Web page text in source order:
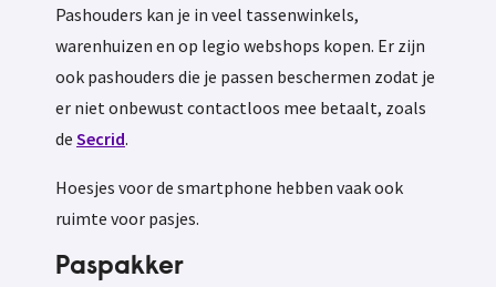
Pashouders kan je in veel tassenwinkels,
warenhuizen en op legio webshops kopen. Er zijn
ook pashouders die je passen beschermen zodat je
er niet onbewust contactloos mee betaalt, zoals
de Secrid.
Hoesjes voor de smartphone hebben vaak ook
ruimte voor pasjes.
Paspakker